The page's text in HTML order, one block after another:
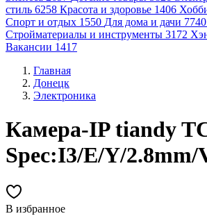
стиль 6258 Красота и здоровье 1406
Спорт и отдых 1550 Для дома и дачи 7740
Стройматериалы и инструменты 3172
Вакансии 1417
Главная
Донецк
Электроника
Камера-IP tiandy
Spec:I3/E/Y/2.8mm/
В избранное